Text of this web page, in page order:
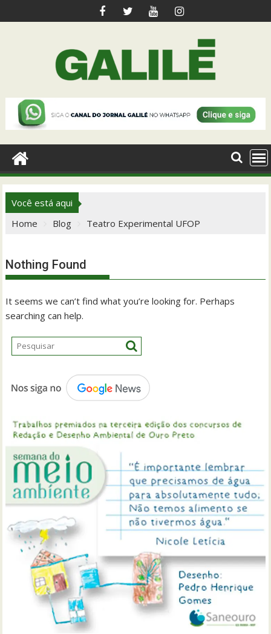
to
Você está aqui
Home
Blog Teatro Experimental UFOP
Nothing Found
It seems we can’t find what you’re looking for. Perhaps
searching can help.